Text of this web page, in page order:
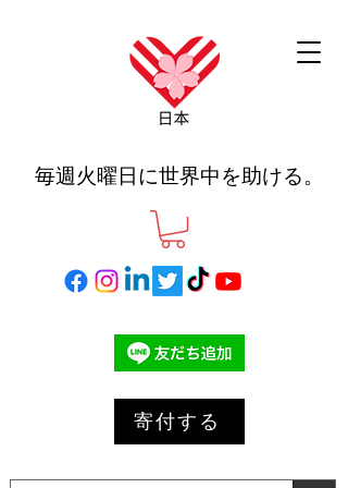
毎週火曜日に世界中を助ける。
寄付する